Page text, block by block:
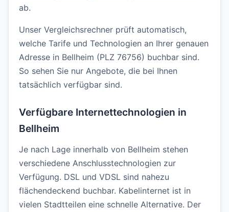
ab.
Unser Vergleichsrechner prüft automatisch,
welche Tarife und Technologien an Ihrer genauen
Adresse in Bellheim (PLZ 76756) buchbar sind.
So sehen Sie nur Angebote, die bei Ihnen
tatsächlich verfügbar sind.
Verfügbare Internettechnologien in
Bellheim
Je nach Lage innerhalb von Bellheim stehen
verschiedene Anschlusstechnologien zur
Verfügung. DSL und VDSL sind nahezu
flächendeckend buchbar. Kabelinternet ist in
vielen Stadtteilen eine schnelle Alternative. Der